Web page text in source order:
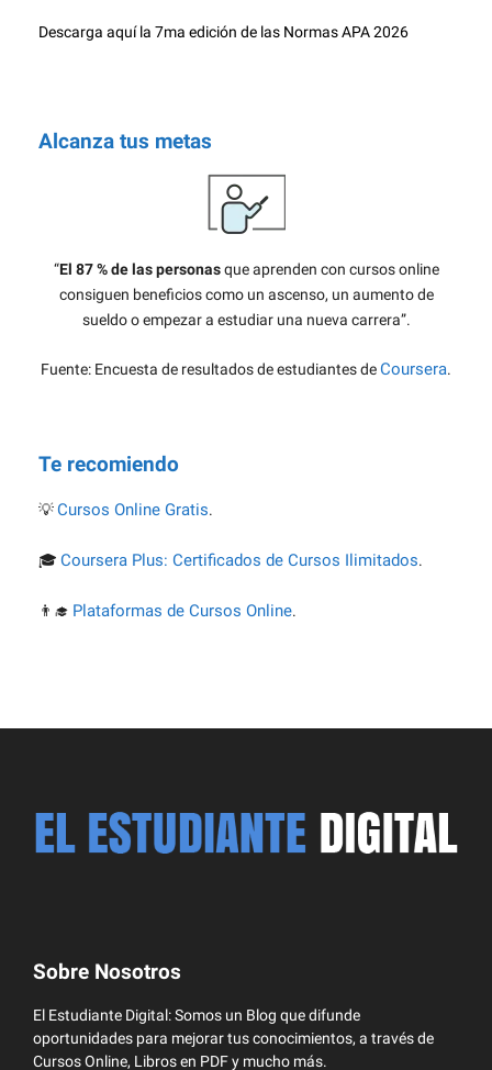
Descarga aquí la 7ma edición de las Normas APA 2026
Alcanza tus metas
“El 87 % de las personasque aprenden con cursos online
consiguen beneficios como un ascenso, un aumento de
sueldo o empezar a estudiar una nueva carrera”.
Fuente: Encuesta de resultados de estudiantes deCoursera.
Te recomiendo
💡Cursos Online Gratis.
🎓 Coursera Plus: Certificados de Cursos Ilimitados.
👨‍🎓 Plataformas de Cursos Online.
Sobre Nosotros
El Estudiante Digital: Somos un Blog que difunde
oportunidades para mejorar tus conocimientos, a través de
Cursos Online, Libros en PDF y mucho más.